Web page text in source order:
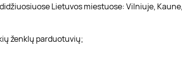
Lietuvos miestuose: Vilniuje,
ženklų parduotuvių;